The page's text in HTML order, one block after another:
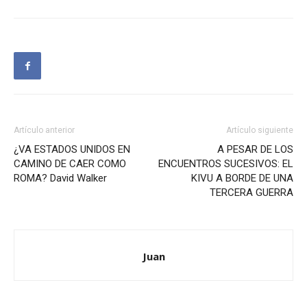
Artículo anterior
¿VA ESTADOS UNIDOS EN
CAMINO DE CAER COMO
ROMA? David Walker
Artículo siguiente
A PESAR DE LOS
ENCUENTROS SUCESIVOS: EL
KIVU A BORDE DE UNA
TERCERA GUERRA
Juan